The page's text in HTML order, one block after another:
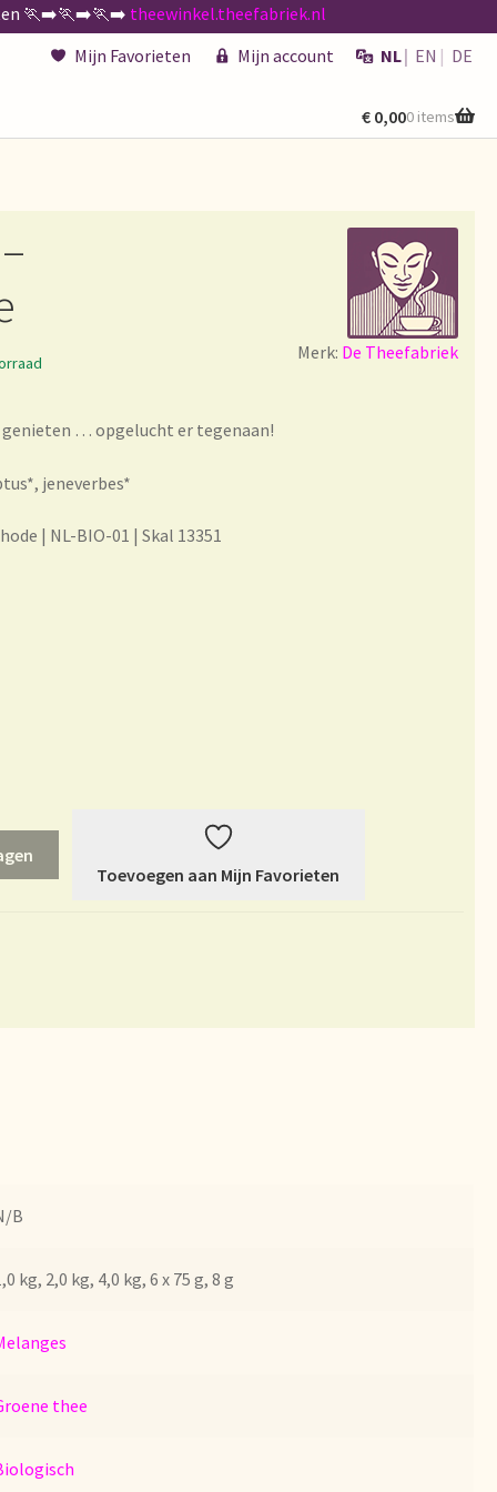
🏃‍➡️🏃‍➡️🏃‍➡️ theewinkel.theefabriek.nl
Mijn Favorieten Mijn account NL EN DE
existencias
€ 0,000 items
Merk: De Theefabriek
… opgelucht er tegenaan!
jeneverbes*
| NL-BIO-01 | Skal 13351
Toevoegen aan Mijn Favorieten
B
kg, 2,0 kg, 4,0 kg, 6 x 75 g, 8 g
thee